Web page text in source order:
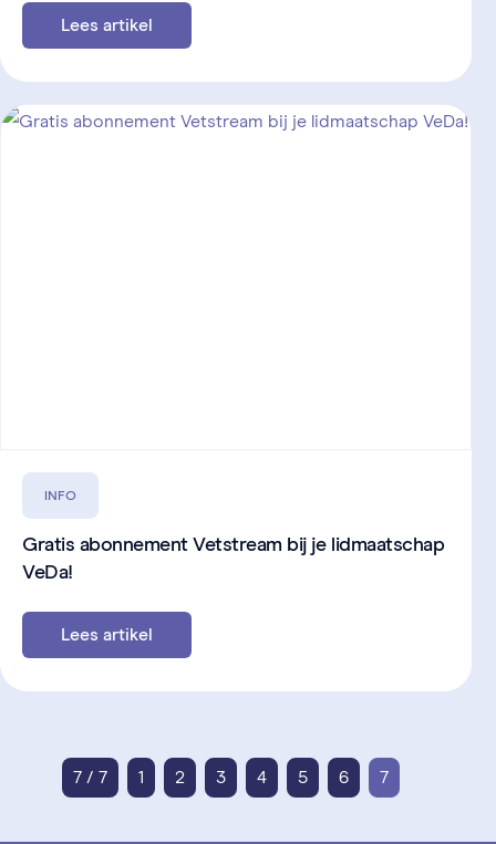
Lees artikel
INFO
Gratis abonnement Vetstream bij je lidmaatschap
VeDa!
Lees artikel
7 / 7 1 2 3 4 5 6 7